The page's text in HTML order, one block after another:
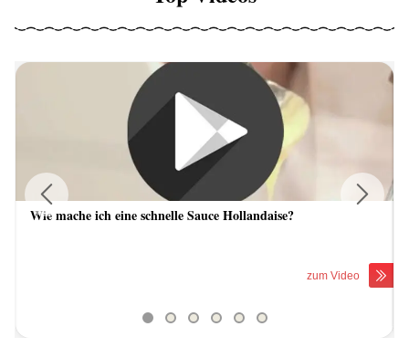
Wie mache ich eine schnelle Sauce Hollandaise?
zum Video
Previous